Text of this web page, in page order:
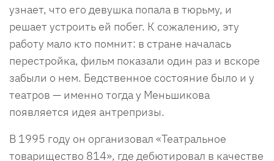
узнает, что его девушка попала в тюрьму, и
решает устроить ей побег. К сожалению, эту
работу мало кто помнит: в стране началась
перестройка, фильм показали один раз и вскоре
забыли о нем. Бедственное состояние было и у
театров — именно тогда у Меньшикова
появляется идея антрепризы.
В 1995 году он организовал «Театральное
товарищество 814», где дебютировал в качестве